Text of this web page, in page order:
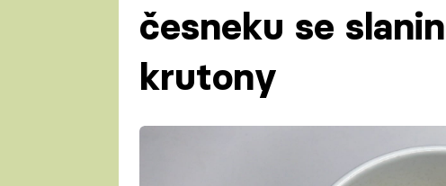
česneku se
krutony